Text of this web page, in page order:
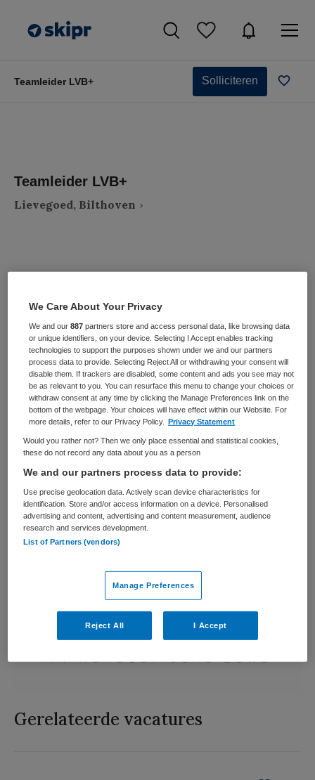
Teamleider LVB+ Solliciteren
Teamleider LVB+
Lievegoed, Bilthoven
Zorgmanagement Teammanager
BRANCHE
Onbekend
AANSTELLING
Vaste aanstelling
PLAATSINGSDATUM
2 september 2024
NIVEAU
Overig
ERVARING DIENSTVERBAND
Vacature niet beschikbaar
Deze vacature Teamleider LVB+ bij Lievegoed is niet
meer actueel. Hieronder staan enkele vergelijkbare
vacatures die voor u wellicht interessant zijn.
Gerelateerde vacatures
We Care About Your Privacy
We and our887 partners store and access personal data, like browsing data
or unique identifiers, on your device. Selecting I Accept enables tracking
technologies to support the purposes shown under we and our partners
process data to provide. Selecting Reject All or withdrawing your consent will
disable them. If trackers are disabled, some content and ads you see may not
be as relevant to you. You can resurface this menu to change your choices or
withdraw consent at any time by clicking the Manage Preferences link on the
bottom of the webpage. Your choices will have effect within our Website. For
more details, refer to our Privacy Policy.
Privacy Statement
Would you rather not? Then we only place essential and statistical cookies,
these do not record any data about you as a person
We and our partners process data to provide:
Use precise geolocation data. Actively scan device characteristics for
identification. Store and/or access information on a device. Personalised
advertising and content, advertising and content measurement, audience
research and services development.
List of Partners (vendors)
Manage Preferences
Reject All I Accept